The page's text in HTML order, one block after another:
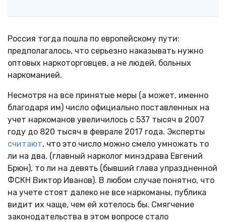
Россия тогда пошла по европейскому пути:
предполагалось, что серьезно наказывать нужно
оптовых наркоторговцев, а не людей, больных
наркоманией.
Несмотря на все принятые меры (а может, именно
благодаря им) число официально поставленных на
учет наркоманов увеличилось с 537 тысяч в 2007
году до 820 тысяч в феврале 2017 года. Эксперты
считают, что это число можно смело умножать то
ли на два, (главный нарколог минздрава Евгений
Брюн), то ли на девять (бывший глава упраздненной
ФСКН Виктор Иванов). В любом случае понятно, что
на учете стоят далеко не все наркоманы, публика
видит их чаще, чем ей хотелось бы. Смягчение
законодательства в этом вопросе стало